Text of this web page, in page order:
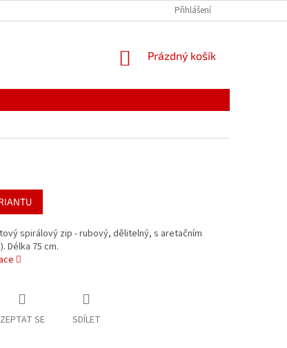
REKLAMACE
Přihlášení
NÁKUPNÍ
Prázdný košík
spirálový zip - rubový, dělitelný, s aretačním
Délka 75 cm.
ZEPTAT SE SDÍLET